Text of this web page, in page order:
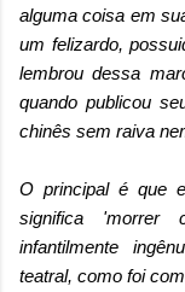
alguma coisa em
um felizardo,
lembrou dessa
quando publicou
chinês sem raiva
O principal é que
significa 'morrer
infantilmente
teatral, como foi